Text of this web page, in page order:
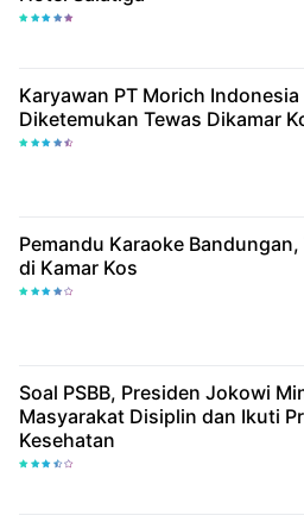
Karyawan PT Morich Indonesia
Diketemukan Tewas Dikamar
Pemandu Karaoke Bandungan,
di Kamar Kos
Soal PSBB, Presiden Jokowi
Masyarakat Disiplin dan Ikuti
Kesehatan